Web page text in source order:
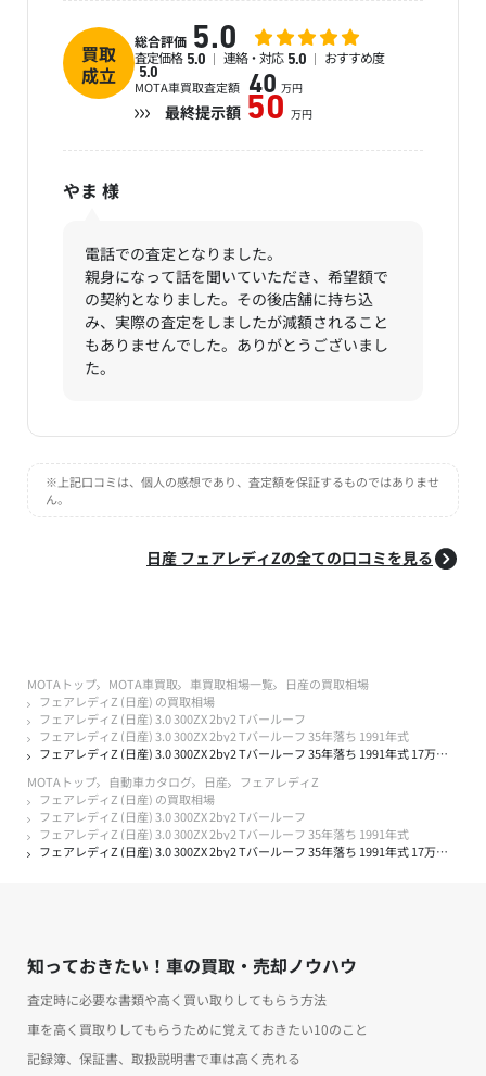
買取
成立
総合評価 5.0
査定価格 5.0 連絡・対応 5.0 おすすめ度
5.0
MOTA車買取査定額 40 万円
最終提示額 50 万円
やま 様
電話での査定となりました。
親身になって話を聞いていただき、希望額で
の契約となりました。その後店舗に持ち込
み、実際の査定をしましたが減額されること
もありませんでした。ありがとうございまし
た。
※上記口コミは、個人の感想であり、査定額を保証するものではありませ
ん。
日産 フェアレディZの全ての口コミを見る
MOTAトップ MOTA車買取 車買取相場一覧
日産の買取相場
フェアレディZ (日産) の買取相場
フェアレディZ (日産) 3.0 300ZX 2by2 Tバールーフ
フェアレディZ (日産) 3.0 300ZX 2by2 Tバールーフ 35年落ち 1991年式
フェアレディZ (日産) 3.0 300ZX 2by2 Tバールーフ 35年落ち 1991年式 17万キロ以下の買取実績
MOTAトップ
自動車カタログ 日産
フェアレディZ
フェアレディZ (日産) の買取相場
フェアレディZ (日産) 3.0 300ZX 2by2 Tバールーフ
フェアレディZ (日産) 3.0 300ZX 2by2 Tバールーフ 35年落ち 1991年式
フェアレディZ (日産) 3.0 300ZX 2by2 Tバールーフ 35年落ち 1991年式 17万キロ以下の買取実績
知っておきたい！車の買取・売却ノウハウ
査定時に必要な書類や高く買い取りしてもらう方法
車を高く買取りしてもらうために覚えておきたい10のこと
記録簿、保証書、取扱説明書で車は高く売れる